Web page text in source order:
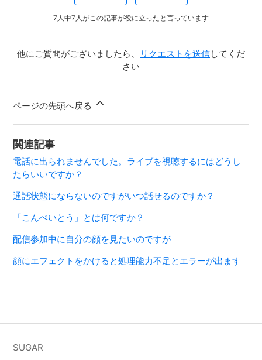
7人中7人がこの記事が役に立ったと言っています
他にご質問がございましたら、 リクエストを送信してくだ
さい
ページの先頭へ戻る
関連記事
電話に出られませんでした。ライブを視聴するにはどうし
たらいいですか？
通話状態にならないのですがいつ話せるのですか？
「こんぺいとう」とは何ですか？
配信参加中に自分の顔を見たいのですが
顔にエフェクトをかけると処理能力不足とエラーが出ます
SUGAR